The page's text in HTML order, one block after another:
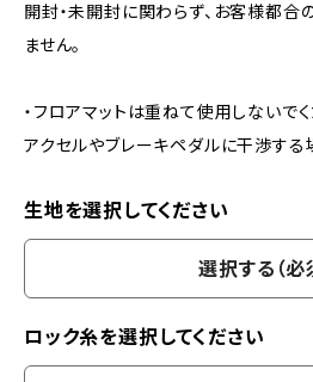
開封・未開封に関わらず、お客様都
ません。
・フロアマットは重ねて使用しないでく
アクセルやブレーキペダルに干渉する
生地を選択してください
選択する（必
ロック糸を選択してください